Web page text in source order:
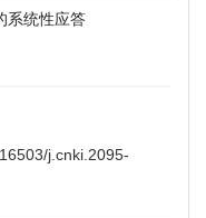
系统性应答
j.cnki.2095-